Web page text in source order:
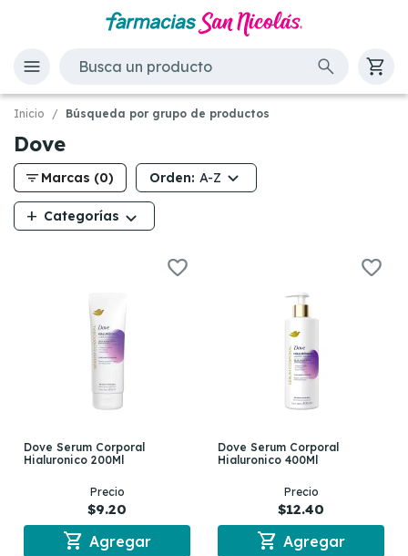
Inicio Búsqueda por grupo de productos
Dove
filter_list Marcas (0) Orden: A-Z
add Categorías
Dove Serum Corporal
Hialuronico 200Ml
Precio
$9.20
shopping_cart Agregar
Dove Serum Corporal
Hialuronico 400Ml
Precio
$12.40
shopping_cart Agregar